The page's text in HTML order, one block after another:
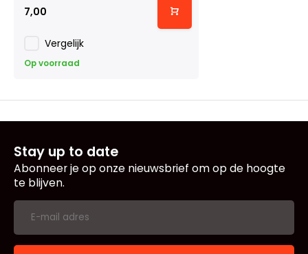
7,00
Vergelijk
Op voorraad
Stay up to date
Abonneer je op onze nieuwsbrief om op de hoogte
te blijven.